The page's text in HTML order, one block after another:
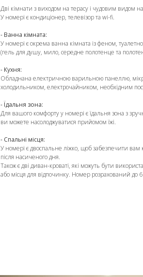
Дві кімнати з виходом на терасу і чудовим видом
У номері є кондиціонер, телевізор та wi-fi.
- Ванна кімната:
У номері є окрема ванна кімната із феном,
(гель для душу, мило, середне полотенце та
- Кухня:
Обладнана електричною варильною панеллю,
холодильником, електрочайником, необхідним
- Їдальня зона:
Для вашого комфорту у номері є їдальня зона з
ви можете насолоджуватися прийомом їжі.
- Спальні місця:
У номері є двоспальне ліжко, щоб забезпечити вам
після насиченого дня.
Також є дві диван-кроваті, які можуть бути
або місця для відпочинку. Номер розрахований до 6